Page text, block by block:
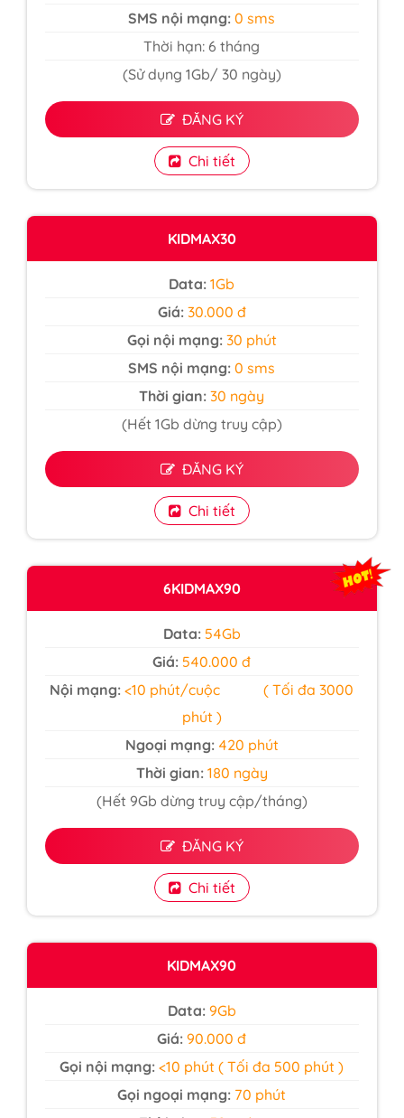
SMS nội mạng:0 sms
Thời hạn: 6 tháng
(Sử dụng 1Gb/ 30 ngày)
ĐĂNG KÝ
Chi tiết
KIDMAX30
Data: 1Gb
Giá: 30.000 đ
Gọi nội mạng: 30 phút
SMS nội mạng:0 sms
Thời gian: 30 ngày
(Hết 1Gb dừng truy cập)
ĐĂNG KÝ
Chi tiết
6KIDMAX90
Data: 54Gb
Giá: 540.000 đ
Nội mạng:<10 phút/cuộc ( Tối đa 3000
phút )
Ngoại mạng: 420 phút
Thời gian: 180 ngày
(Hết 9Gb dừng truy cập/tháng)
ĐĂNG KÝ
Chi tiết
KIDMAX90
Data: 9Gb
Giá:90.000 đ
Gọi nội mạng:<10 phút ( Tối đa 500 phút )
Gọi ngoại mạng: 70 phút